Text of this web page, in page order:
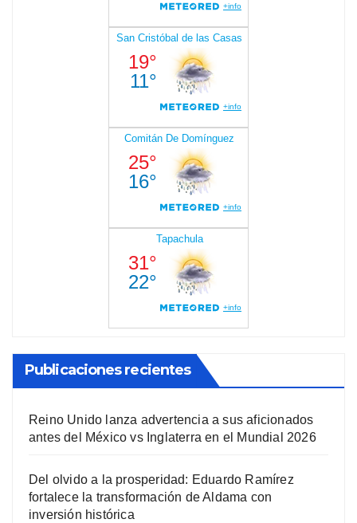
Publicaciones recientes
Reino Unido lanza advertencia a sus aficionados
antes del México vs Inglaterra en el Mundial 2026
Del olvido a la prosperidad: Eduardo Ramírez
fortalece la transformación de Aldama con
inversión histórica